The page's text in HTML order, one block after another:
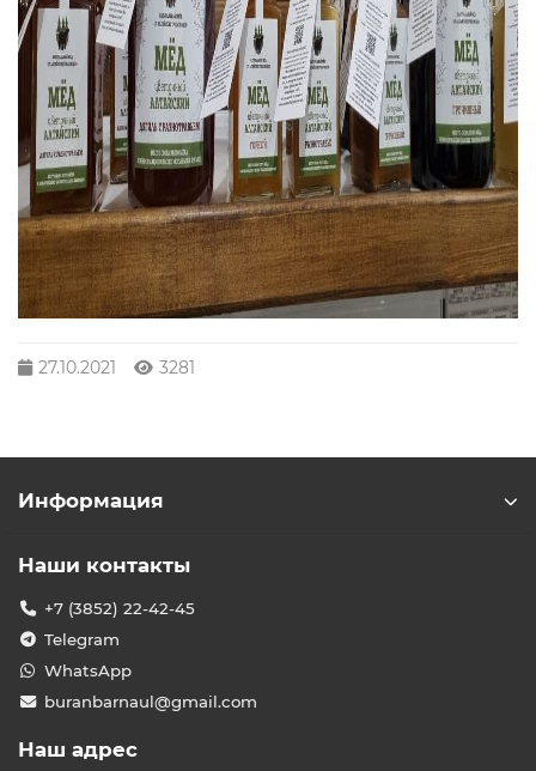
27.10.2021 3281
Информация
Наши контакты
+7 (3852) 22-42-45
Telegram
WhatsApp
buranbarnaul@gmail.com
Наш адрес